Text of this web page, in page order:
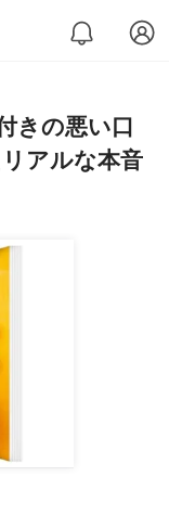
きの悪い口
アルな本音